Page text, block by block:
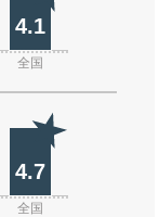
4.1
全国
4.7
全国